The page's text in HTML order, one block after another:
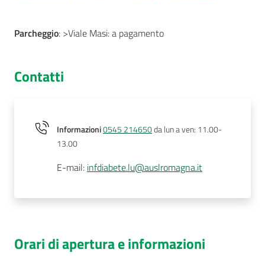
Parcheggio: >Viale Masi: a pagamento
Contatti
Informazioni0545 214650da lun a ven: 11.00-
13.00
E-mail: infdiabete.lu@auslromagna.it
Orari di apertura e informazioni